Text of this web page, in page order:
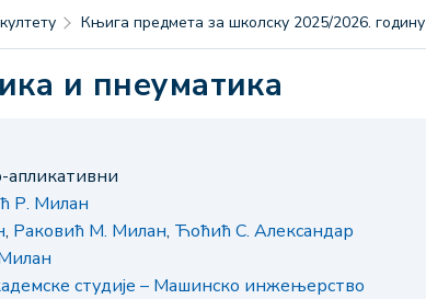
Књига предмета за школску 2025/2026. годину
и пнеуматика
апликативни
Р. Милан
, Раковић М. Милан, Ћоћић С. Александар
студије – Машинско инжењерство